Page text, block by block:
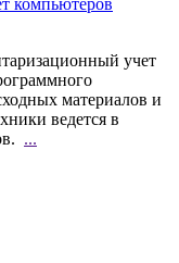
компьютеров
учет
материалов и
ведется в
...